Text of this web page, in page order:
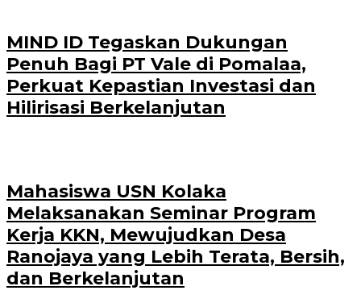
MIND ID Tegaskan Dukungan
Penuh Bagi PT Vale di Pomalaa,
Perkuat Kepastian Investasi dan
Hilirisasi Berkelanjutan
Mahasiswa USN Kolaka
Melaksanakan Seminar Program
Kerja KKN, Mewujudkan Desa
Ranojaya yang Lebih Terata, Bersih,
dan Berkelanjutan